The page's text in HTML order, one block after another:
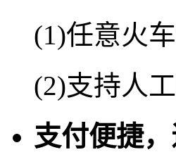
(1)任意火
(2)支持人
支付便捷